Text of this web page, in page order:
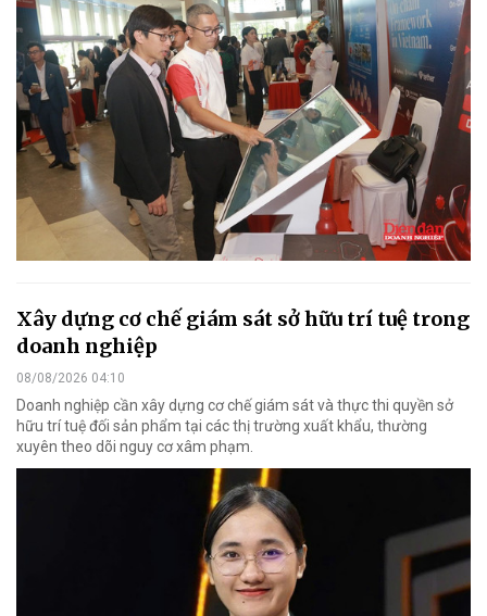
Xây dựng cơ chế giám sát sở hữu trí tuệ trong
doanh nghiệp
08/08/2026 04:10
Doanh nghiệp cần xây dựng cơ chế giám sát và thực thi quyền sở
hữu trí tuệ đối sản phẩm tại các thị trường xuất khẩu, thường
xuyên theo dõi nguy cơ xâm phạm.